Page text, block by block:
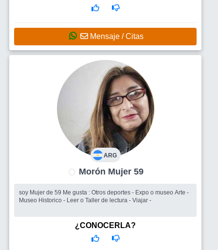
Mensaje / Citas
ARG
Morón Mujer 59
soy Mujer de 59 Me gusta : Otros deportes - Expo o museo Arte -
Museo Historico - Leer o Taller de lectura - Viajar -
¿CONOCERLA?